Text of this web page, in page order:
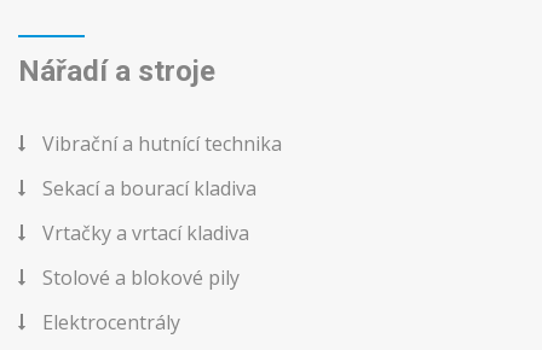
Nářadí a stroje
Vibrační a hutnící technika
Sekací a bourací kladiva
Vrtačky a vrtací kladiva
Stolové a blokové pily
Elektrocentrály